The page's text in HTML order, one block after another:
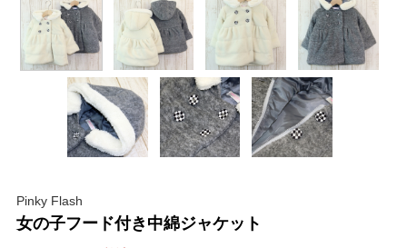
Pinky Flash
女の子フード付き中綿ジャケット